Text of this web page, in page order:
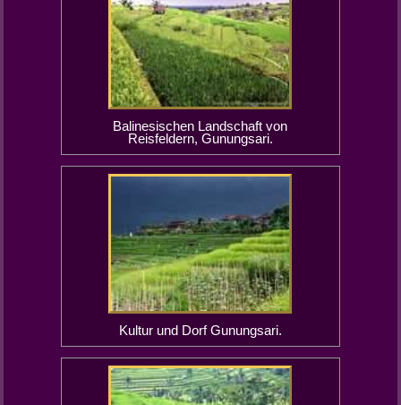
Balinesischen Landschaft von
Reisfeldern, Gunungsari.
Kultur und Dorf Gunungsari.